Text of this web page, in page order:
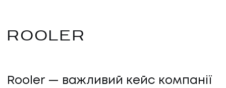
ROOLER
Rooler — важливий кейс компанії